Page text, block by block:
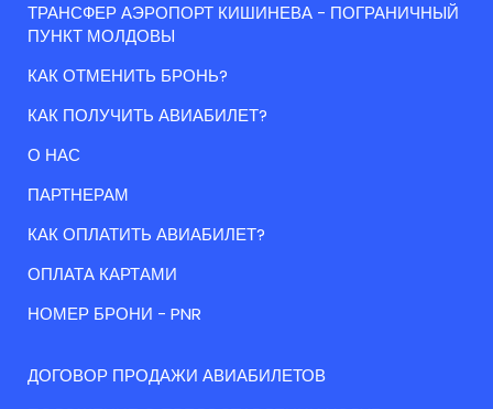
ТРАНСФЕР АЭРОПОРТ КИШИНЕВА - ПОГРАНИЧНЫЙ
ПУНКТ МОЛДОВЫ
КАК ОТМЕНИТЬ БРОНЬ?
КАК ПОЛУЧИТЬ АВИАБИЛЕТ?
О НАС
ПАРТНЕРАМ
КАК ОПЛАТИТЬ АВИАБИЛЕТ?
ОПЛАТА КАРТАМИ
НОМЕР БРОНИ - PNR
ДОГОВОР ПРОДАЖИ АВИАБИЛЕТОВ